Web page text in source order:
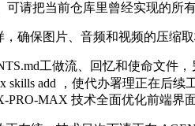
可请把当前仓库里曾经实现的所
保图片、音频和视频的压缩取
工做流、回忆和使命文件，
skills add ，使代办署理正在后
PRO-MAX 技术全面优化前端界面